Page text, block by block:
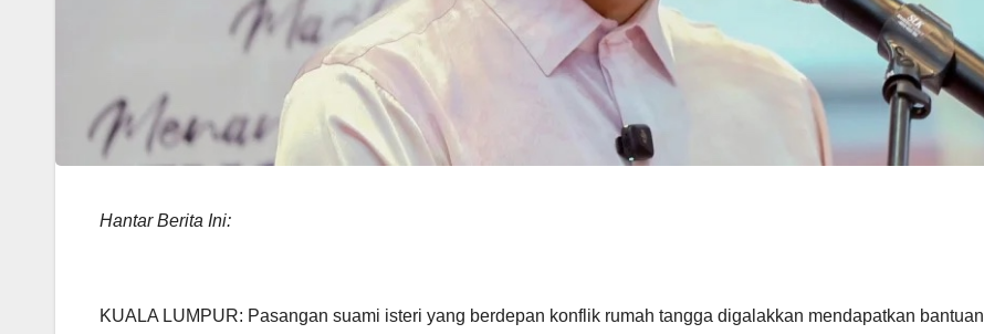
Hantar Berita Ini:
KUALA LUMPUR: Pasangan suami isteri yang berdepan konflik rumah tangga digalakkan mendapatkan bantuan